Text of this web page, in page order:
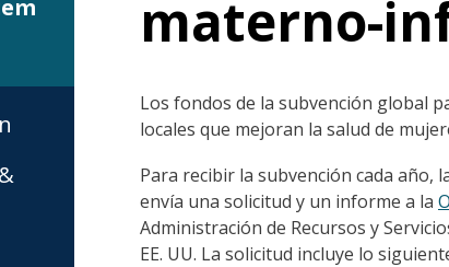
materno-
Los fondos de la subvención global
locales que mejoran la salud de
Para recibir la subvención cada año,
envía una solicitud y un informe a la
Administración de Recursos y
EE. UU. La solicitud incluye lo